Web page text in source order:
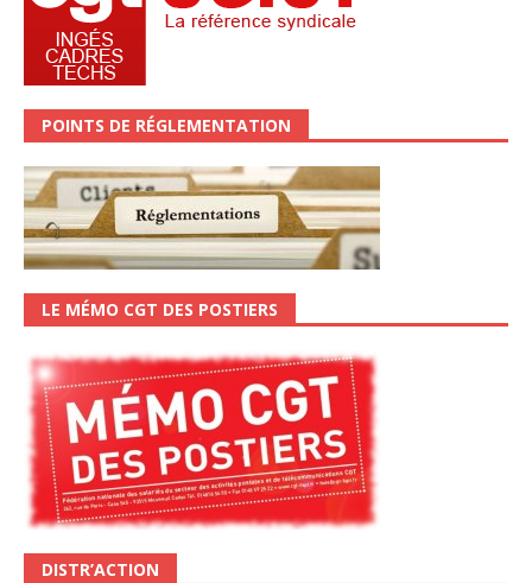
POINTS DE RÉGLEMENTATION
LE MÉMO CGT DES POSTIERS
DISTR’ACTION